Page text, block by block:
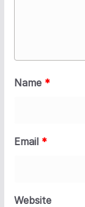
Name *
Email *
Website